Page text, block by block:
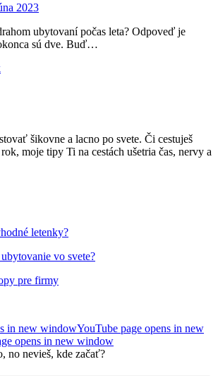
2023
ubytovaní počas leta? Odpoveď je
sú dve. Buď…
šikovne a lacno po svete. Či cestuješ
moje tipy Ti na cestách ušetria čas, nervy a
letenky?
vo svete?
pre firmy
in new windowYouTube page opens in new
opens in new window
no nevieš, kde začať?